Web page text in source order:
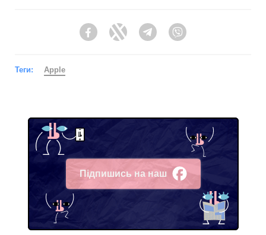
FacebookTwitter Telegram
Теги: Apple
Підпишись на наш
Facebook